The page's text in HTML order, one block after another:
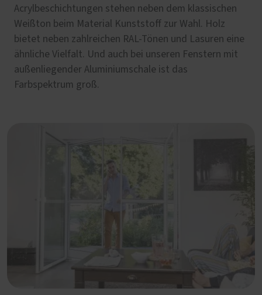
Acrylbeschichtungen stehen neben dem klassischen
Weißton beim Material Kunststoff zur Wahl. Holz
bietet neben zahlreichen RAL-Tönen und Lasuren eine
ähnliche Vielfalt. Und auch bei unseren Fenstern mit
außenliegender Aluminiumschale ist das
Farbspektrum groß.